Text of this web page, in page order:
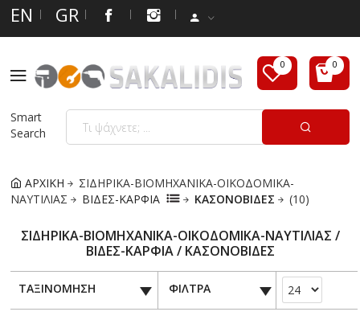
EN GR
Smart
Search
ΑΡΧΙΚΗ
ΣΙΔΗΡΙΚΑ-ΒΙΟΜΗΧΑΝΙΚΑ-ΟΙΚΟΔΟΜΙΚΑ-
ΝΑΥΤΙΛΙΑΣ
ΒΙΔΕΣ-ΚΑΡΦΙΑ ΚΑΣΟΝΟΒΙΔΕΣ (10)
ΣΙΔΗΡΙΚΑ-ΒΙΟΜΗΧΑΝΙΚΑ-ΟΙΚΟΔΟΜΙΚΑ-ΝΑΥΤΙΛΙΑΣ /
ΒΙΔΕΣ-ΚΑΡΦΙΑ / ΚΑΣΟΝΟΒΙΔΕΣ
ΤΑΞΙΝΟΜΗΣΗ ΦΙΛΤΡΑ